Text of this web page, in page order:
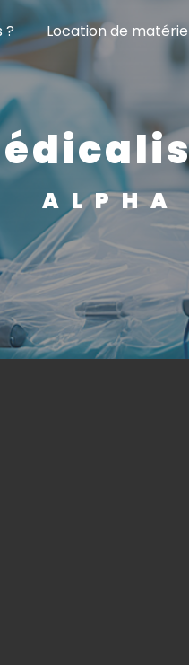
? Location de
ALPHA